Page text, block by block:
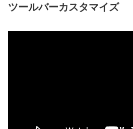
ツールバーカスタマイズ